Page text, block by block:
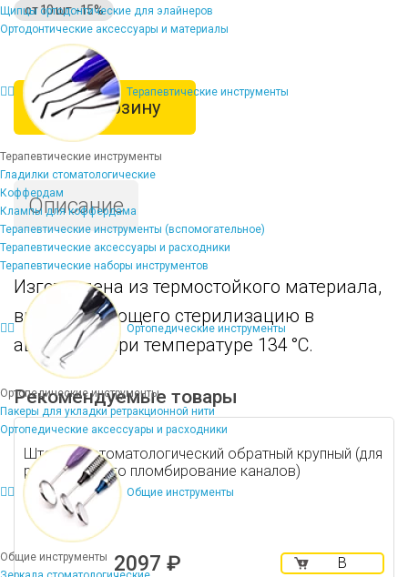
Щипцы ортодонтические для элайнеров
Ортодонтические аксессуары и материалы
Терапевтические инструменты
Терапевтические инструменты
Гладилки стоматологические
Коффердам
Клампы для коффердама
Терапевтические инструменты (вспомогательное)
Терапевтические аксессуары и расходники
Терапевтические наборы инструментов
Ортопедические инструменты
Ортопедические инструменты
Пакеры для укладки ретракционной нити
Ортопедические аксессуары и расходники
Общие инструменты
Общие инструменты
от 10 шт. -15%
В корзину
Описание
Изготовлена из термостойкого материала,
выдерживающего стерилизацию в
автоклаве при температуре 134 °C.
Рекомендуемые товары
Штопфер стоматологический обратный крупный (для
ретроградного пломбирование каналов)
2097 ₽
В